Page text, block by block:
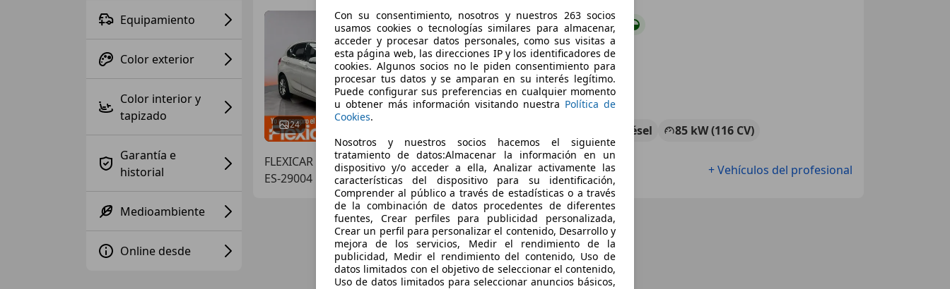
Equipamiento
Color exterior
Color interior y
tapizado
Garantía e
historial
Medioambiente
Online desde
24
€ 10.990 Buenprecio
Diésel
85 kW (116 CV)
FLEXICAR MÁLAGA - Santa Bárbara
ES-29004 MALAGA
+ Vehículos del profesional
Con su consentimiento, nosotros y nuestros 263 socios
usamos cookies o tecnologías similares para almacenar,
acceder y procesar datos personales, como sus visitas a
esta página web, las direcciones IP y los identificadores de
cookies. Algunos socios no le piden consentimiento para
procesar tus datos y se amparan en su interés legítimo.
Puede configurar sus preferencias en cualquier momento
u obtener más información visitando nuestra Política de
Cookies.
Nosotros y nuestros socios hacemos el siguiente
tratamiento de datos:Almacenar la información en un
dispositivo y/o acceder a ella, Analizar activamente las
características del dispositivo para su identificación,
Comprender al público a través de estadísticas o a través
de la combinación de datos procedentes de diferentes
fuentes, Crear perfiles para publicidad personalizada,
Crear un perfil para personalizar el contenido, Desarrollo y
mejora de los servicios, Medir el rendimiento de la
publicidad, Medir el rendimiento del contenido, Uso de
datos limitados con el objetivo de seleccionar el contenido,
Uso de datos limitados para seleccionar anuncios básicos,